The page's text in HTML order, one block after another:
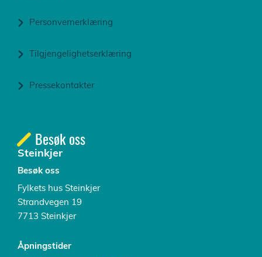
Personvernerklæring
Tilgjengelighetserklæring
Pressekontakter
Besøk oss
Steinkjer
Besøk oss
Fylkets hus Steinkjer
Strandvegen 19
7713 Steinkjer
Åpningstider